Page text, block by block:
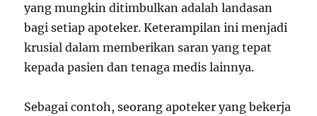
yang mungkin ditimbulkan adalah landasan
bagi setiap apoteker. Keterampilan ini menjadi
krusial dalam memberikan saran yang tepat
kepada pasien dan tenaga medis lainnya.
Sebagai contoh, seorang apoteker yang bekerja